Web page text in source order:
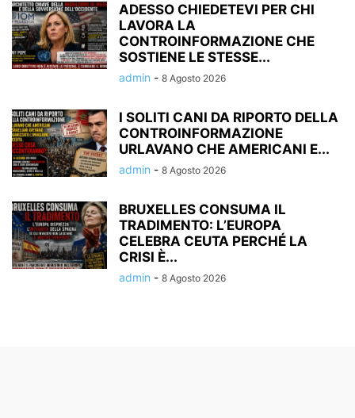
ADESSO CHIEDETEVI PER CHI
LAVORA LA
CONTROINFORMAZIONE CHE
SOSTIENE LE STESSE...
admin - 8 Agosto 2026
I SOLITI CANI DA RIPORTO DELLA
CONTROINFORMAZIONE
URLAVANO CHE AMERICANI E...
admin - 8 Agosto 2026
BRUXELLES CONSUMA IL
TRADIMENTO: L’EUROPA
CELEBRA CEUTA PERCHÉ LA
CRISI È...
admin - 8 Agosto 2026